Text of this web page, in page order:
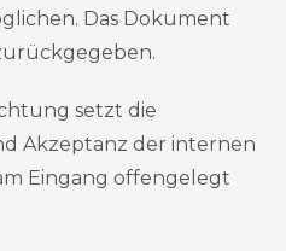
Das Dokument
setzt die
Akzeptanz der internen
Eingang offengelegt